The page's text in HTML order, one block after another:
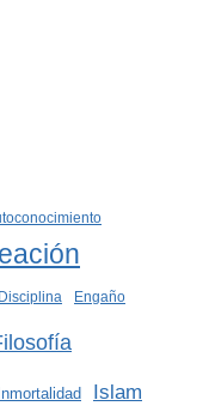
Disciplina Engaño
Inmortalidad Islam